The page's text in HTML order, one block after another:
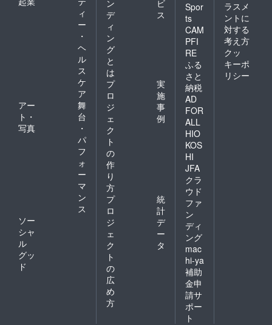
ィ
ー
・
ヘ
ル
ス
ケ
ア
アー
ト・
写真
舞
台
・
パ
フ
ォ
ー
マ
ン
ス
ソー
シャ
ル
グッ
ド
ン
デ
ィ
ン
グ
と
は
ビ
ス
プ
ロ
ジ
ェ
ク
ト
の
作
り
方
実
施
事
例
プ
ロ
ジ
ェ
ク
ト
の
広
め
方
統
計
デ
ー
タ
Spor
ts
CAM
PFI
RE
ふる
さと
納税
AD
FOR
ALL
HIO
KOS
HI
JFA
クラ
ウド
ファ
ン
ディ
ング
mac
hi-ya
補助
金申
請サ
ポー
ト
ラスメ
ントに
対する
考え方
クッ
キーポ
リシー